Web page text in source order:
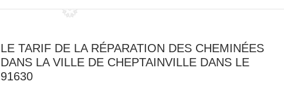
LE TARIF DE LA RÉPARATION DES CHEMINÉES
DANS LA VILLE DE CHEPTAINVILLE DANS LE
91630